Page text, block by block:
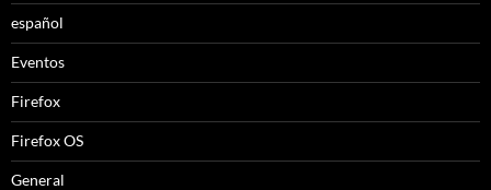
español
Eventos
Firefox
Firefox OS
General